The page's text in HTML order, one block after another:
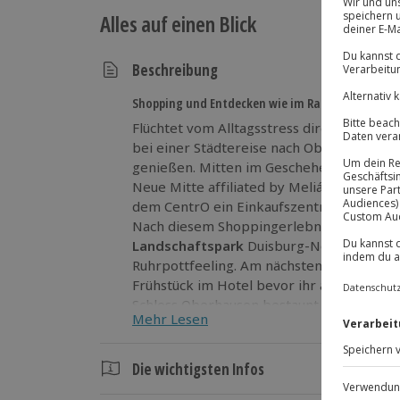
Alles auf einen Blick
Beschreibung
Shopping und Entdecken wie im Rausch
Flüchtet vom Alltagsstress direkt ins
bei einer Städtereise nach Oberhausen
genießen. Mitten im Geschehen
Neue Mitte affiliated by Meliá. Direkt
dem CentrO ein Einkaufszentrum der
Nach diesem Shoppingerlebnis lasst ihr
Landschaftspark Duisburg-Nord
Ruhrpottfeeling. Am nächsten Morgen
Frühstück im Hotel bevor ihr
Schloss Oberhausen bestaunt. Einfach
Gönnt euch diese
Städtereise nach
Mehr Lesen
Die wichtigsten Infos